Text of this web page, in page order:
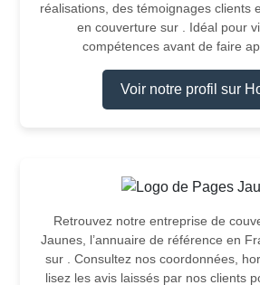
réalisations, des témoignages clients
en couverture sur . Idéal pour
compétences avant de faire
Voir notre profil sur
Retrouvez notre entreprise de
Jaunes, l’annuaire de référence en
sur . Consultez nos coordonnées,
lisez les avis laissés par nos clients